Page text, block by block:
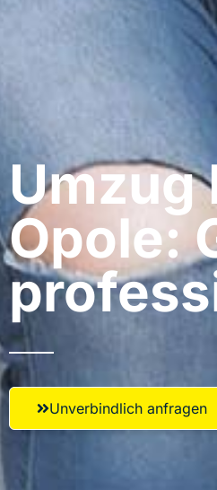
Umzug
Opole:
Unverbindlich anfragen